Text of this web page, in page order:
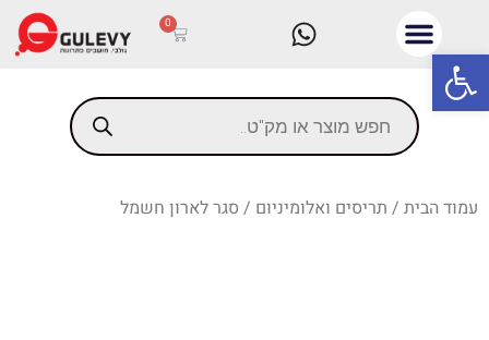
פתח סרגל נגישות
0
עמוד הבית / תריסים ואלומיניום / סגר לארון חשמל